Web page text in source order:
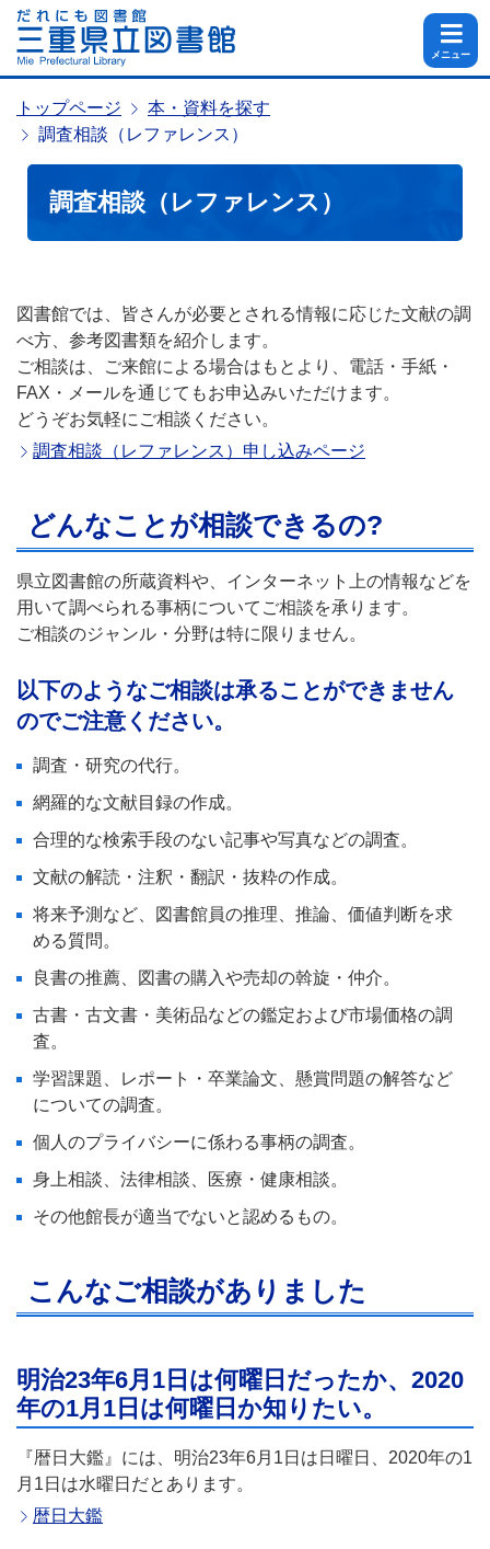
メニュー
トップページ
本・資料を探す
調査相談（レファレンス）
調査相談（レファレンス）
図書館では、皆さんが必要とされる情報に応じた文献の調
べ方、参考図書類を紹介します。
ご相談は、ご来館による場合はもとより、電話・手紙・
FAX・メールを通じてもお申込みいただけます。
どうぞお気軽にご相談ください。
調査相談（レファレンス）申し込みページ
どんなことが相談できるの?
県立図書館の所蔵資料や、インターネット上の情報などを
用いて調べられる事柄についてご相談を承ります。
ご相談のジャンル・分野は特に限りません。
以下のようなご相談は承ることができません
のでご注意ください。
調査・研究の代行。
網羅的な文献目録の作成。
合理的な検索手段のない記事や写真などの調査。
文献の解読・注釈・翻訳・抜粋の作成。
将来予測など、図書館員の推理、推論、価値判断を求
める質問。
良書の推薦、図書の購入や売却の斡旋・仲介。
古書・古文書・美術品などの鑑定および市場価格の調
査。
学習課題、レポート・卒業論文、懸賞問題の解答など
についての調査。
個人のプライバシーに係わる事柄の調査。
身上相談、法律相談、医療・健康相談。
その他館長が適当でないと認めるもの。
こんなご相談がありました
明治23年6月1日は何曜日だったか、2020
年の1月1日は何曜日か知りたい。
『暦日大鑑』には、明治23年6月1日は日曜日、2020年の1
月1日は水曜日だとあります。
暦日大鑑